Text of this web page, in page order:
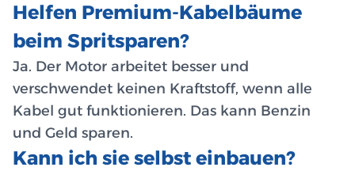
Helfen Premium-Kabelbäume
beim Spritsparen?
Ja. Der Motor arbeitet besser und
verschwendet keinen Kraftstoff, wenn alle
Kabel gut funktionieren. Das kann Benzin
und Geld sparen.
Kann ich sie selbst einbauen?